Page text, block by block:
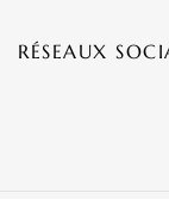
RÉSEAUX